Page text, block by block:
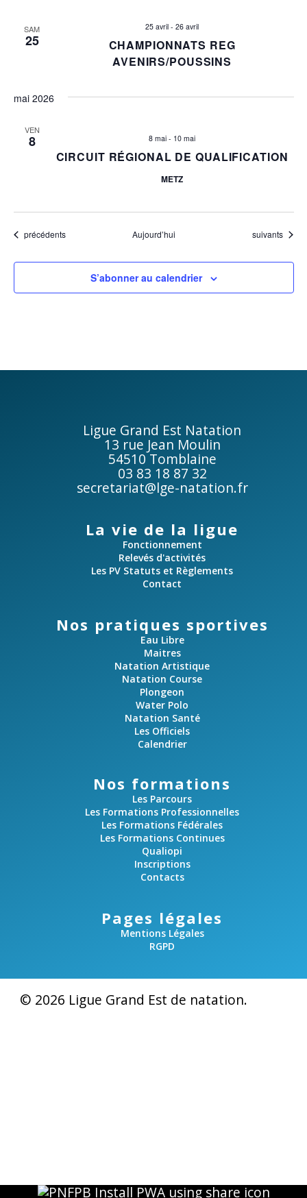
e
e
t
s
SAM
25
CHAMPIONNATS REG
AVENIRS/POUSSINS
25 avril - 26 avril
mai 2026
VEN
8
CIRCUIT RÉGIONAL DE QUALIFICATION
8 mai - 10 mai
METZ
Évènements
précédents Aujourd’hui Évènements
suivants
S’abonner au calendrier
Ligue Grand Est Natation
13 rue Jean Moulin
54510 Tomblaine
03 83 18 87 32
secretariat@lge-natation.fr
La vie de la ligue
Fonctionnement
Relevés d'activités
Les PV Statuts et Règlements
Contact
Nos pratiques sportives
Eau Libre
Maitres
Natation Artistique
Natation Course
Plongeon
Water Polo
Natation Santé
Les Officiels
Calendrier
Nos formations
Les Parcours
Les Formations Professionnelles
Les Formations Fédérales
Les Formations Continues
Qualiopi
Inscriptions
Contacts
Pages légales
Mentions Légales
RGPD
© 2026 Ligue Grand Est de natation.